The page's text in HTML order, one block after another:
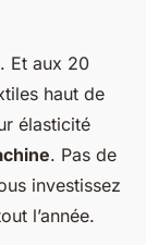
Et aux 20
haut de
élasticité
. Pas de
investissez
l’année.